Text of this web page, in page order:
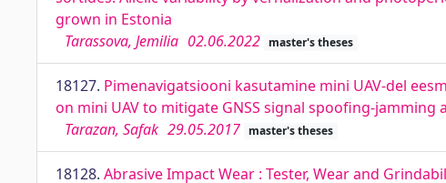
grown in Estonia
Tarassova, Jemilia 02.06.2022 master's theses
18127. Pimenavigatsiooni kasutamine mini UAV-del
on mini UAV to mitigate GNSS signal spoofing-jamming
Tarazan, Safak 29.05.2017 master's theses
18128. Abrasive Impact Wear : Tester, Wear and